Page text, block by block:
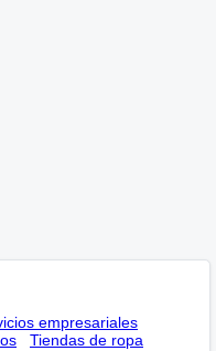
empresariales
Tiendas de ropa